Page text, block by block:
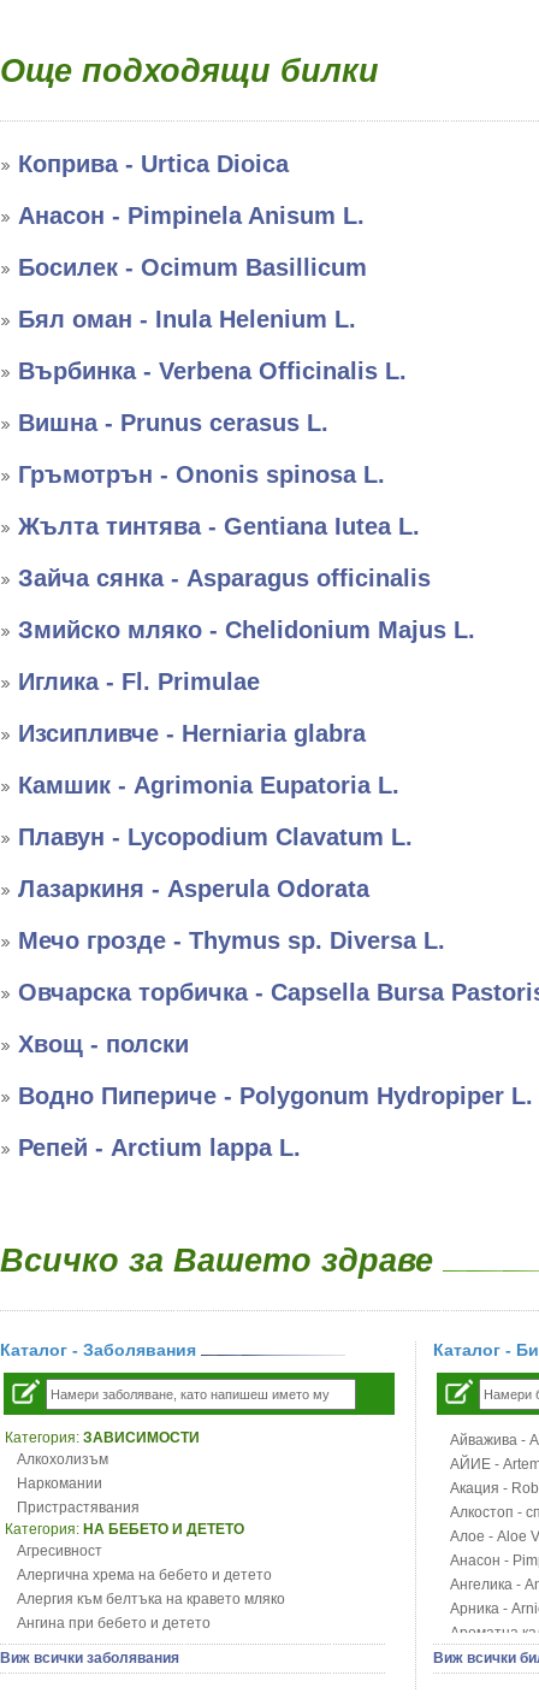
Още подходящи билки
Коприва - Urtica Dioica
Анасон - Pimpinela Anisum L.
Босилек - Ocimum Basillicum
Бял оман - Inula Helenium L.
Върбинка - Verbena Officinalis L.
Вишна - Prunus cerasus L.
Гръмотрън - Ononis spinosa L.
Жълта тинтява - Gentiana Iutea L.
Зайча сянка - Asparagus officinalis
Змийско мляко - Chelidonium Majus L.
Иглика - Fl. Primulae
Изсипливче - Herniaria glabra
Камшик - Agrimonia Eupatoria L.
Плавун - Lycopodium Clavatum L.
Лазаркиня - Asperula Odorata
Мечо грозде - Thymus sp. Diversa L.
Овчарска торбичка - Capsella Bursa
Хвощ - полски
Водно Пипериче - Polygonum Hydropiper L.
Репей - Arctium lappa L.
Всичко за Вашето здраве
Каталог - Заболявания
Категория: ЗАВИСИМОСТИ
Алкохолизъм
Наркомании
Пристрастявания
Категория: НА БЕБЕТО И ДЕТЕТО
Агресивност
Алергична хрема на бебето и детето
Алергия към белтъка на кравето мляко
Ангина при бебето и детето
Анемия при бебето и детето
Апетит - пълни деца
Виж всички заболявания
Каталог -
Айважива -
АЙИЕ -
Акация -
Алкостоп -
Алое - Aloe
Анасон -
Ангелика -
Арника -
Ароматна
Арония -
Виж всички